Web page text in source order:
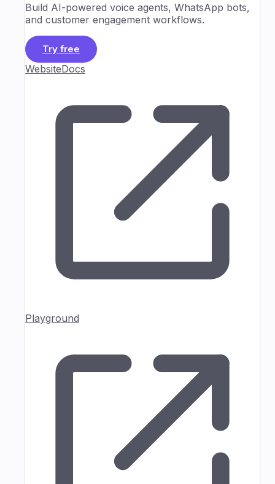
Build AI-powered voice agents, WhatsApp bots,
and customer engagement workflows.
Try free
WebsiteDocs
Playground